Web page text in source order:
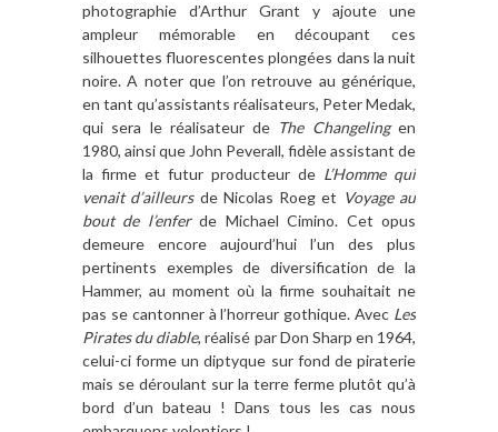
photographie d’Arthur Grant y ajoute une
ampleur mémorable en découpant ces
silhouettes fluorescentes plongées dans la nuit
noire. A noter que l’on retrouve au générique,
en tant qu’assistants réalisateurs, Peter Medak,
qui sera le réalisateur de The Changelingen
1980, ainsi que John Peverall, fidèle assistant de
la firme et futur producteur de L’Homme qui
venait d’ailleursde Nicolas Roeg et Voyage au
bout de l’enferde Michael Cimino. Cet opus
demeure encore aujourd’hui l’un des plus
pertinents exemples de diversification de la
Hammer, au moment où la firme souhaitait ne
pas se cantonner à l’horreur gothique. Avec Les
Pirates du diable, réalisé par Don Sharp en 1964,
celui-ci forme un diptyque sur fond de piraterie
mais se déroulant sur la terre ferme plutôt qu’à
bord d’un bateau ! Dans tous les cas nous